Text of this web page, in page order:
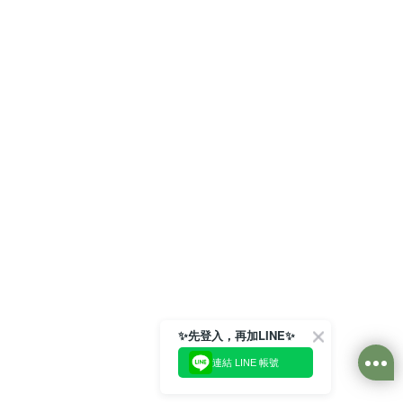
✨先登入，再加LINE✨
連結 LINE 帳號